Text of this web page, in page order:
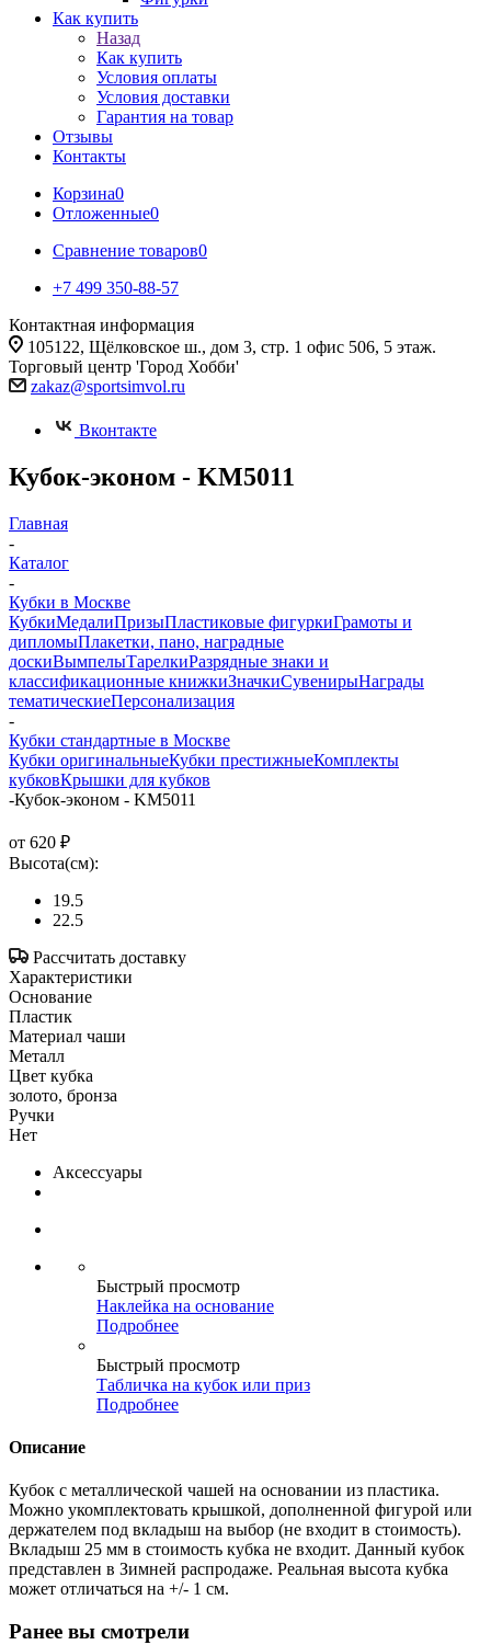
Как купить
Назад
Как купить
Условия оплаты
Условия доставки
Гарантия на товар
Отзывы
Контакты
Корзина0
Отложенные0
Сравнение товаров0
+7 499 350-88-57
Контактная информация
105122, Щёлковское ш., дом 3, стр. 1 офис 506, 5 этаж.
Торговый центр 'Город Хобби'
zakaz@sportsimvol.ru
Вконтакте
Кубок-эконом - KM5011
Главная
-
Каталог
-
Кубки в Москве
КубкиМедалиПризыПластиковые фигуркиГрамоты и
дипломыПлакетки, пано, наградные
доскиВымпелыТарелкиРазрядные знаки и
классификационные книжкиЗначкиСувенирыНаграды
тематическиеПерсонализация
-
Кубки стандартные в Москве
Кубки оригинальныеКубки престижныеКомплекты
кубковКрышки для кубков
-Кубок-эконом - KM5011
от 620 ₽
Высота(см):
19.5
22.5
Рассчитать доставку
Характеристики
Основание
Пластик
Материал чаши
Металл
Цвет кубка
золото, бронза
Ручки
Нет
Аксессуары
Быстрый просмотр
Наклейка на основание
Подробнее
Быстрый просмотр
Табличка на кубок или приз
Подробнее
Описание
Кубок с металлической чашей на основании из пластика.
Можно укомплектовать крышкой, дополненной фигурой или
держателем под вкладыш на выбор (не входит в стоимость).
Вкладыш 25 мм в стоимость кубка не входит. Данный кубок
представлен в Зимней распродаже. Реальная высота кубка
может отличаться на +/- 1 см.
Ранее вы смотрели